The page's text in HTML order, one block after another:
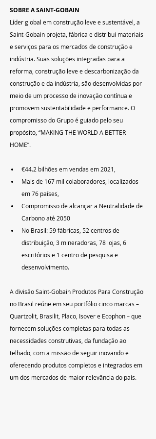
SOBRE A SAINT-GOBAIN
Líder global em construção leve e sustentável, a
Saint-Gobain projeta, fábrica e distribui materiais
e serviços para os mercados de construção e
indústria. Suas soluções integradas para a
reforma, construção leve e descarbonização da
construção e da indústria, são desenvolvidas por
meio de um processo de inovação contínua e
promovem sustentabilidade e performance. O
compromisso do Grupo é guiado pelo seu
propósito, “MAKING THE WORLD A BETTER
HOME”.
€44.2 bilhões em vendas em 2021,
Mais de 167 mil colaboradores, localizados
em 76 países,
Compromisso de alcançar a Neutralidade de
Carbono até 2050
No Brasil: 59 fábricas, 52 centros de
distribuição, 3 mineradoras, 78 lojas, 6
escritórios e 1 centro de pesquisa e
desenvolvimento.
A divisão Saint-Gobain Produtos Para Construção
no Brasil reúne em seu portfólio cinco marcas –
Quartzolit, Brasilit, Placo, Isover e Ecophon – que
fornecem soluções completas para todas as
necessidades construtivas, da fundação ao
telhado, com a missão de seguir inovando e
oferecendo produtos completos e integrados em
um dos mercados de maior relevância do país.